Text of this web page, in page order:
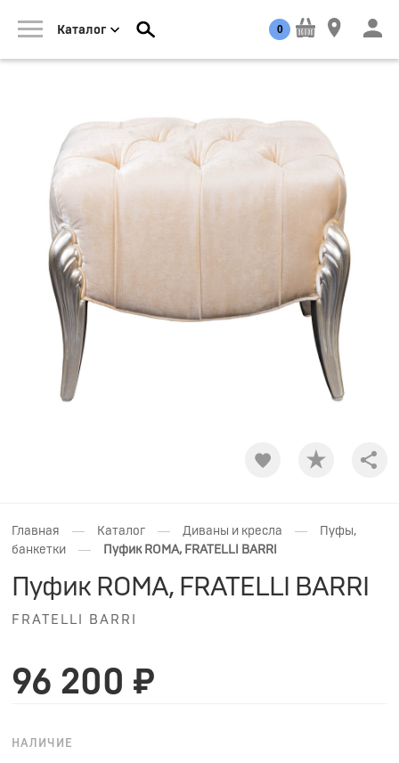
Каталог 0
Главная — Каталог — Диваны и кресла —
Пуфы,
банкетки
— Пуфик ROMA, FRATELLI BARRI
Пуфик ROMA, FRATELLI BARRI
FRATELLI BARRI
96 200 ₽
НАЛИЧИЕ